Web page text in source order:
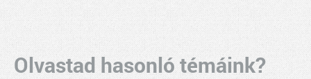
Olvastad hasonló témáink?